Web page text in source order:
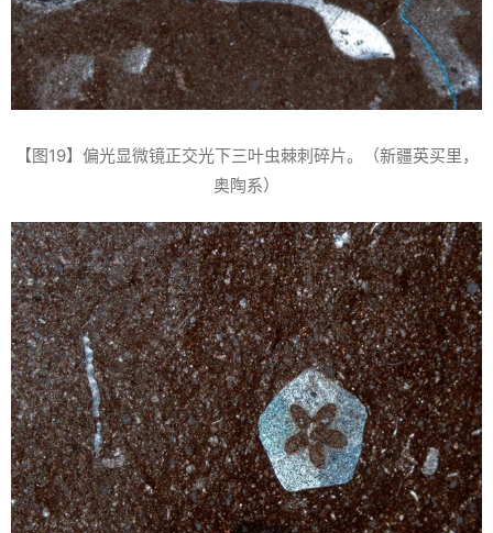
【图19】偏光显微镜正交光下三叶虫棘刺碎片。（新疆英买里，
奥陶系）